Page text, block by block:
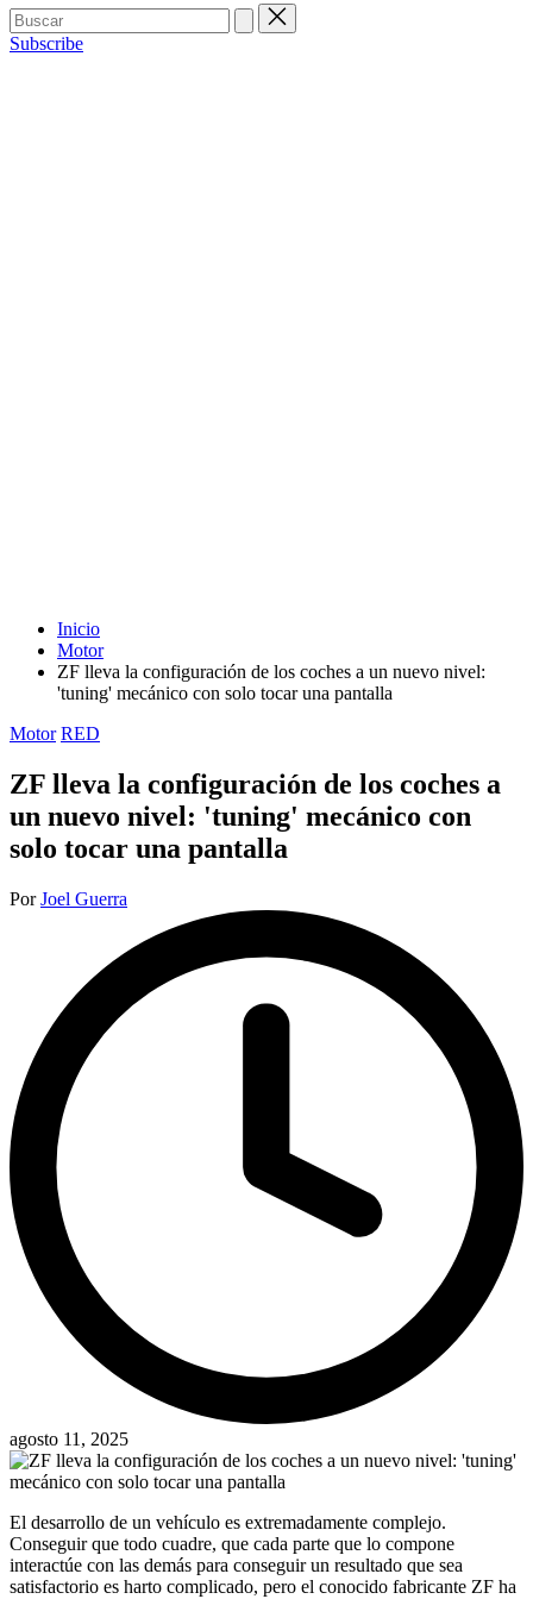
Buscar:
Subscribe
Inicio
Motor
ZF lleva la configuración de los coches a un nuevo nivel:
'tuning' mecánico con solo tocar una pantalla
Publicada
Motor RED
ZF lleva la configuración de los coches a
un nuevo nivel: 'tuning' mecánico con
solo tocar una pantalla
Publicado
PorJoel Guerra
agosto 11, 2025
El desarrollo de un vehículo es extremadamente complejo.
Conseguir que todo cuadre, que cada parte que lo compone
interactúe con las demás para conseguir un resultado que sea
satisfactorio es harto complicado, pero el conocido fabricante ZF ha